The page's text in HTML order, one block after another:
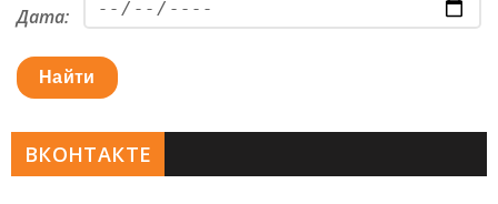
Дата:
Найти
ВКОНТАКТЕ